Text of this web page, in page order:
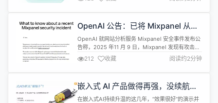
「DevFM」通过智能生成结构清晰、语音自然的技
术解读，让你在通勤、健身、走路、做饭时也能持续
构师陪在你身边，用播客的节奏和深度，把晦涩的技
术干货拆成一条条可随取随用的知识...
OpenAI 公告：已将 Mixpanel 从生
产环境中移除
OpenAI 就网站分析服务 Mixpanel 安全事件发布公
告称，2025 年11 月 9 日，Mixpanel 发现有攻击者
未经授权访问了其部分系统，并导出了一个包含有限
客户身份信息和分析信息的数据集。Mixpanel 通知
OpenAI 正在进行调查，并于 2025 年 11 月 25 日
platform.open...
212 收藏 阅读约2分钟
嵌入式 AI 产品做得再强，没续航也
留不住用户
在嵌入式AI持续升温的这几年，“效果很好”的演示并